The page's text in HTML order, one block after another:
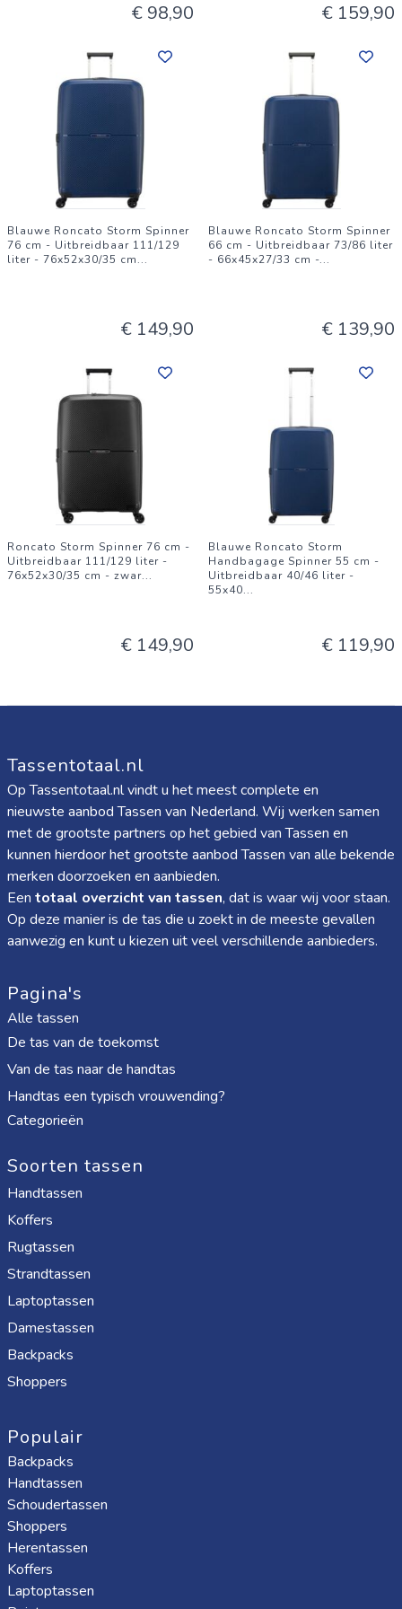
voor dat je de koffer op een droge, koele plek opbergt
wanneer je deze niet gebruikt.
€ 98,90 € 159,90
Blauwe Roncato Storm Spinner
76 cm - Uitbreidbaar 111/129
liter - 76x52x30/35 cm...
€ 149,90
Blauwe Roncato Storm Spinner
66 cm - Uitbreidbaar 73/86 liter
- 66x45x27/33 cm -...
€ 139,90
Roncato Storm Spinner 76 cm -
Uitbreidbaar 111/129 liter -
76x52x30/35 cm - zwar...
€ 149,90
Blauwe Roncato Storm
Handbagage Spinner 55 cm -
Uitbreidbaar 40/46 liter -
55x40...
€ 119,90
Tassentotaal.nl
Op Tassentotaal.nl vindt u het meest complete en
nieuwste aanbod Tassen van Nederland. Wij werken samen
met de grootste partners op het gebied van Tassen en
kunnen hierdoor het grootste aanbod Tassen van alle bekende
merken doorzoeken en aanbieden.
Een totaal overzicht van tassen, dat is waar wij voor staan.
Op deze manier is de tas die u zoekt in de meeste gevallen
aanwezig en kunt u kiezen uit veel verschillende aanbieders.
Pagina's
Alle tassen
De tas van de toekomst
Van de tas naar de handtas
Handtas een typisch vrouwending?
Categorieën
Soorten tassen
Handtassen
Koffers
Rugtassen
Strandtassen
Laptoptassen
Damestassen
Backpacks
Shoppers
Populair
Backpacks
Handtassen
Schoudertassen
Shoppers
Herentassen
Koffers
Laptoptassen